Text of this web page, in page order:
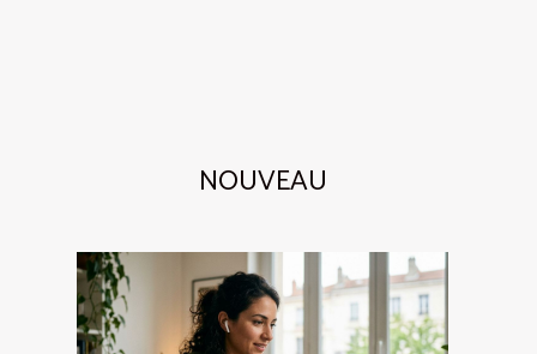
NOUVEAU